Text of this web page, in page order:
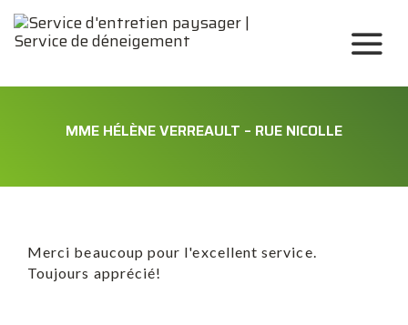
MME HÉLÈNE VERREAULT – RUE NICOLLE
Merci beaucoup pour l'excellent service.
Toujours apprécié!